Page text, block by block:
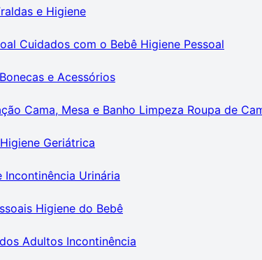
e Higiene
Cuidados com o Bebê Higiene Pessoal
Bonecas e Acessórios
Cama, Mesa e Banho Limpeza Roupa de
Higiene Geriátrica
Incontinência Urinária
Higiene do Bebê
Adultos Incontinência